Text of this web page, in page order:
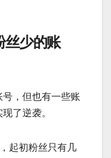
丝少的账
，但也有一些账
了逆袭。
起初粉丝只有几